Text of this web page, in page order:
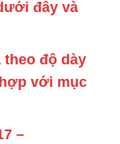
đây và
theo độ dày
với mục
–